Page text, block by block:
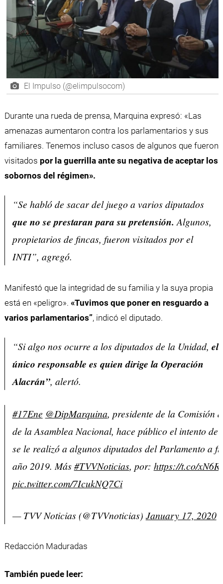
El Impulso (@elimpulsocom)
Durante una rueda de prensa, Marquina expresó: «Las
amenazas aumentaron contra los parlamentarios y sus
familiares. Tenemos incluso casos de algunos que fueron
visitados por la guerrilla ante su negativa de aceptar los
sobornos del régimen».
“Se habló de sacar del juego a varios diputados
que no se prestaran para su pretensión. Algunos,
propietarios de fincas, fueron visitados por el
INTI”, agregó.
Manifestó que la integridad de su familia y la suya propia
está en «peligro». «Tuvimos que poner en resguardo a
varios parlamentarios”, indicó el diputado.
“Si algo nos ocurre a los diputados de la Unidad, el
único responsable es quien dirige la Operación
Alacrán”, alertó.
#17Ene @DipMarquina, presidente de la Comisión
de la Asamblea Nacional, hace público el intento de
se le realizó a algunos diputados del Parlamento a
año 2019. Más #TVVNoticias, por: https://t.co/
pic.twitter.com/7IcukNQ7Ci
— TVV Noticias (@TVVnoticias) January 17, 2020
Redacción Maduradas
También puede leer: